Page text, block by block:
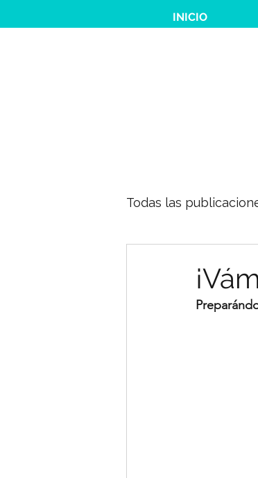
INICIO
Todas las